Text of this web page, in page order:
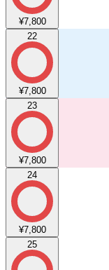
¥7,800
22
¥7,800
23
¥7,800
24
¥7,800
25